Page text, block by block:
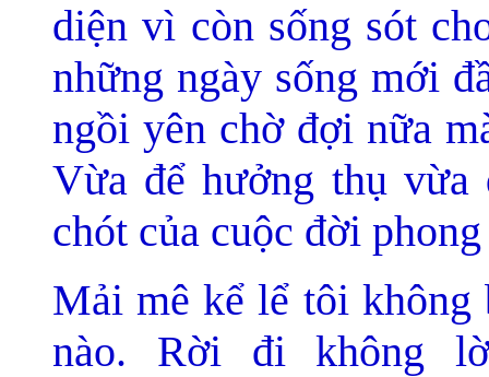
diện vì còn sống sót
những ngày sống mới
ngồi yên chờ đợi nữa
Vừa để hưởng thụ vừa
chót của cuộc đời
Mải mê kể lể tôi
nào. Rời đi không